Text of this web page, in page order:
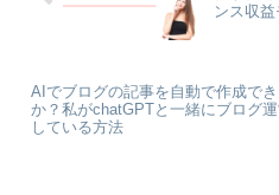
ンス収
AIでブログの記事を自動で作成で
か？私がchatGPTと一緒にブログ
している方法